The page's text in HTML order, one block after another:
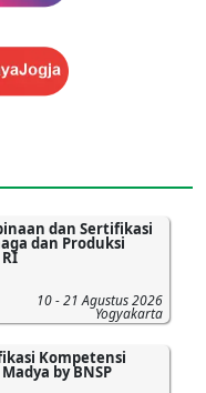
dan Sertifikasi
dan Produksi
10 - 21 Agustus 2026
Yogyakarta
Kompetensi
by BNSP